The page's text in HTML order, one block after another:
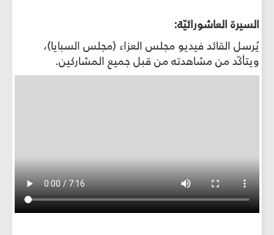
السيرة العاشورائيّة:
يُرسل القائد فيديو مجلس العزاء (مجلس السبايا)،
ويتأكّد من مشاهدته من قبل جميع المشاركين.